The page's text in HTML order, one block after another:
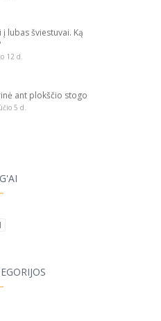
lubas šviestuvai. Ką
12 d.
ant plokščio stogo
5 d.